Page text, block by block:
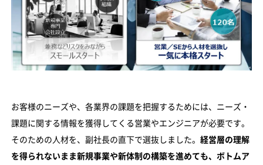
お客様のニーズや、各業界の課題を把握するためには、ニーズ・
課題に関する情報を獲得してくる営業やエンジニアが必要です。
そのための人材を、副社長の直下で選抜しました。経営層の理解
を得られないまま新規事業や新体制の構築を進めても、ボトムア